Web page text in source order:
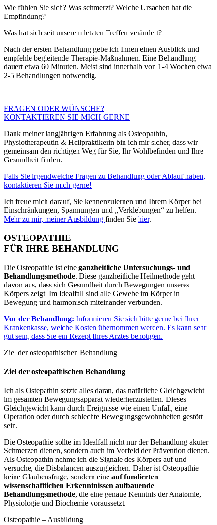
Wie fühlen Sie sich? Was schmerzt? Welche Ursachen hat die
Empfindung?
Was hat sich seit unserem letzten Treffen verändert?
Nach der ersten Behandlung gebe ich Ihnen einen Ausblick und
empfehle begleitende Therapie-Maßnahmen. Eine Behandlung
dauert etwa 60 Minuten. Meist sind innerhalb von 1-4 Wochen etwa
2-5 Behandlungen notwendig.
FRAGEN ODER WÜNSCHE?
KONTAKTIEREN SIE MICH GERNE
Dank meiner langjährigen Erfahrung als Osteopathin,
Physiotherapeutin & Heilpraktikerin bin ich mir sicher, dass wir
gemeinsam den richtigen Weg für Sie, Ihr Wohlbefinden und Ihre
Gesundheit finden.
Falls Sie irgendwelche Fragen zu Behandlung oder Ablauf haben,
kontaktieren Sie mich gerne!
Ich freue mich darauf, Sie kennenzulernen und Ihrem Körper bei
Einschränkungen, Spannungen und „Verklebungen“ zu helfen.
Mehr zu mir, meiner Ausbildung finden Sie hier.
OSTEOPATHIE
FÜR IHRE BEHANDLUNG
Die Osteopathie ist eine ganzheitliche Untersuchungs- und
Behandlungsmethode. Diese ganzheitliche Heilmethode geht
davon aus, dass sich Gesundheit durch Bewegungen unseres
Körpers zeigt. Im Idealfall sind alle Gewebe im Körper in
Bewegung und harmonisch miteinander verbunden.
Vor der Behandlung: Informieren Sie sich bitte gerne bei Ihrer
Krankenkasse, welche Kosten übernommen werden. Es kann sehr
gut sein, dass Sie ein Rezept Ihres Arztes benötigen.
Ziel der osteopathischen Behandlung
Ziel der osteopathischen Behandlung
Ich als Ostepathin setzte alles daran, das natürliche Gleichgewicht
im gesamten Bewegungsapparat wiederherzustellen. Dieses
Gleichgewicht kann durch Ereignisse wie einen Unfall, eine
Operation oder durch schlechte Bewegungsgewohnheiten gestört
sein.
Die Osteopathie sollte im Idealfall nicht nur der Behandlung akuter
Schmerzen dienen, sondern auch im Vorfeld der Prävention dienen.
Als Osteopathin nehme ich die Signale des Körpers auf und
versuche, die Disbalancen auszugleichen. Daher ist Osteopathie
keine Glaubensfrage, sondern eine auf fundierten
wissenschaftlichen Erkenntnissen aufbauende
Behandlungsmethode, die eine genaue Kenntnis der Anatomie,
Physiologie und Biochemie voraussetzt.
Osteopathie – Ausbildung